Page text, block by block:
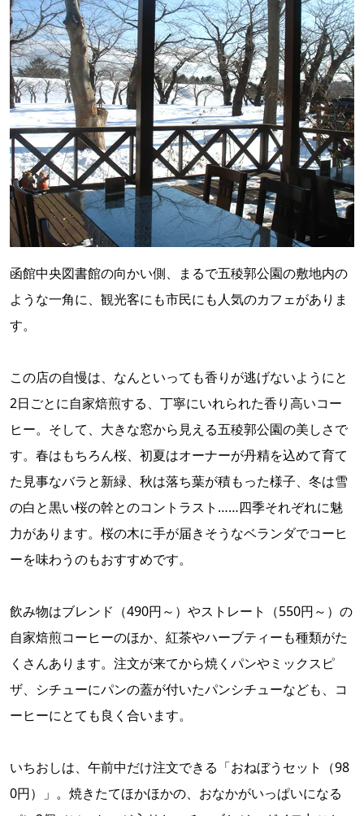
函館中央図書館の向かい側、まるで五稜郭公園の敷地内の
ような一角に、観光客にも市民にも人気のカフェがありま
す。
この店の自慢は、なんといっても香りが逃げないようにと
2日ごとに自家焙煎する、丁寧にいれられた香り高いコー
ヒー。そして、大きな窓から見える五稜郭公園の美しさで
す。春はもちろん桜、初夏はオーナーが丹精を込めて育て
た見事なバラと新緑、秋は落ち葉が積もった様子、冬は雪
の白と黒い桜の幹とのコントラスト……四季それぞれに魅
力があります。桜の木に手が届きそうなベランダでコーヒ
ーを味わうのもおすすめです。
飲み物はブレンド（490円～）やストレート（550円～）の
自家焙煎コーヒーのほか、紅茶やハーブティーも種類がた
くさんあります。注文が来てから焼くパンやミックスピ
ザ、シチューにパンの蓋が付いたパンシチューなども、コ
ーヒーにとても良く合います。
いちおしは、午前中だけ注文できる「おねぼうセット（98
0円）」。焼きたてほかほかの、おなかがいっぱいになる